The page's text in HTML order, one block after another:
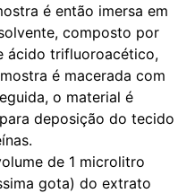
é então imersa em
composto por
ácido trifluoroacético,
é macerada com
o material é
deposição do tecido
de 1 microlitro
gota) do extrato